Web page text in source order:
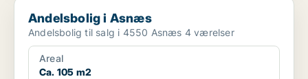
Andelsbolig i Asnæs
Andelsbolig i Asnæs
Andelsbolig til salg i 4550 Asnæs 4 værelser
Areal
Ca. 105 m2